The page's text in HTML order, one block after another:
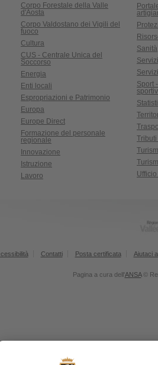
Corpo Forestale della Valle
d'Aosta
Corpo Valdostano dei Vigili del
fuoco
Cultura
CUS - Centrale Unica del
Soccorso
Energia
Enti locali
Espropriazioni e Patrimonio
Europa
Europe Direct
Formazione del personale
regionale
Innovazione
Istruzione
Lavoro
Sanità
Sport
Contatti Posta certificata Aiutaci
Pagina a cura dell'ANSA©